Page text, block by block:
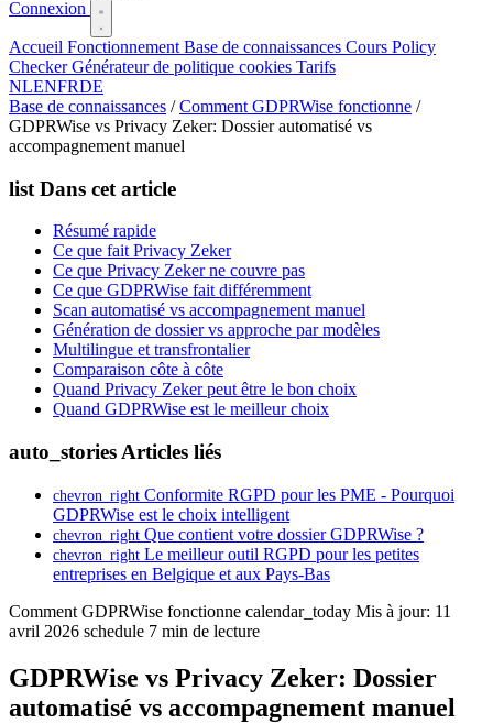
Connexion
Accueil Fonctionnement Base de connaissances Cours Policy
CheckerGénérateur de politique cookies Tarifs
NLENFRDE
Base de connaissances / Comment GDPRWise fonctionne /
GDPRWise vs Privacy Zeker: Dossier automatisé vs
accompagnement manuel
list Dans cet article
Résumé rapide
Ce que fait Privacy Zeker
Ce que Privacy Zeker ne couvre pas
Ce que GDPRWise fait différemment
Scan automatisé vs accompagnement manuel
Génération de dossier vs approche par modèles
Multilingue et transfrontalier
Comparaison côte à côte
Quand Privacy Zeker peut être le bon choix
Quand GDPRWise est le meilleur choix
auto_stories Articles liés
chevron_right Conformite RGPD pour les PME - Pourquoi
GDPRWise est le choix intelligent
chevron_right Que contient votre dossier GDPRWise ?
chevron_right Le meilleur outil RGPD pour les petites
entreprises en Belgique et aux Pays-Bas
Comment GDPRWise fonctionne calendar_today Mis à jour: 11
avril 2026 schedule 7 min de lecture
GDPRWise vs Privacy Zeker: Dossier
automatisé vs accompagnement manuel